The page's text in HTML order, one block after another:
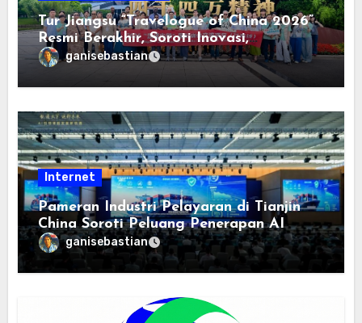
Tur Jiangsu “Travelogue of China 2026”
Resmi Berakhir, Soroti Inovasi,
Keterbukaan, dan Pembangunan
Berorientasi pada Masyarakat
ganisebastian
Internet
Pameran Industri Pelayaran di Tianjin
China Soroti Peluang Penerapan AI
ganisebastian